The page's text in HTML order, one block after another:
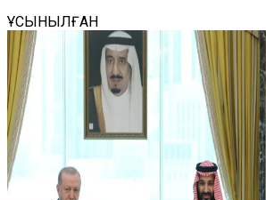
ҰСЫНЫЛҒАН